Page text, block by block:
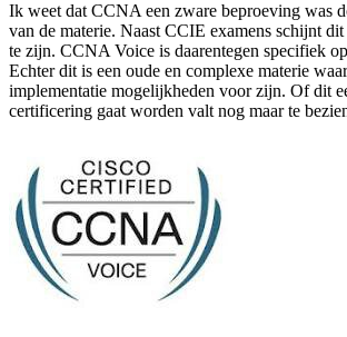
Ik weet dat CCNA een zware beproeving was
van de materie. Naast CCIE examens schijnt dit
te zijn. CCNA Voice is daarentegen specifiek
Echter dit is een oude en complexe materie
implementatie mogelijkheden voor zijn. Of dit
certificering gaat worden valt nog maar te